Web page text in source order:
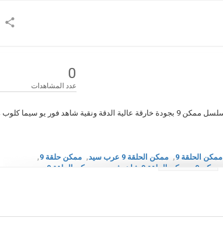
0
عدد المشاهدات
ممكن الحلقة 9 عرب سيد اون لاين كاملة مشاهدة وتحميل مسلسل ممكن 9 بجودة خارقة عالية الدقة ونقية شاهد فور
ممكن الحلقة 9 , ممكن الحلقة 9 عرب سيد , ممكن حلقة 9
,
ممكن 9 ممكن الحلقة 9 شاهد فور يو
ممكن الحلقة 9